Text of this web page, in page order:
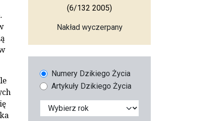
(6/132 2005)
Nakład wyczerpany
Numery Dzikiego Życia
Artykuły Dzikiego Życia